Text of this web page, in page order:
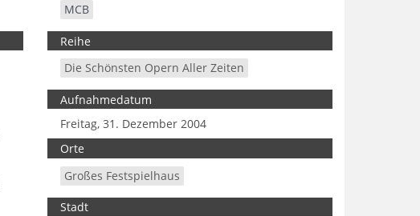
MCB
Reihe
Die Schönsten Opern Aller Zeiten
Aufnahmedatum
Freitag, 31. Dezember 2004
Orte
Großes Festspielhaus
Stadt